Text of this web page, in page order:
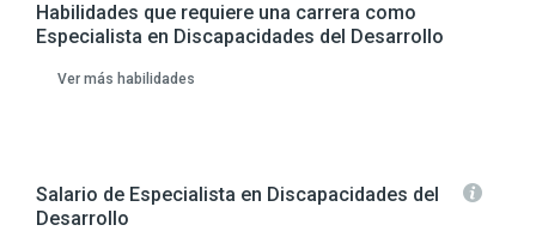
Habilidades que requiere una carrera como
Especialista en Discapacidades del Desarrollo
Ver más habilidades
Salario de Especialista en Discapacidades del
Desarrollo